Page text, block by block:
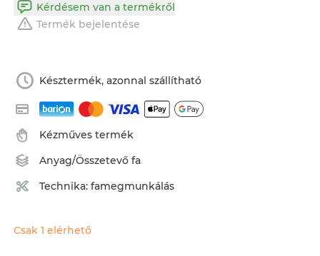
Kérdésem van a termékről
Termék bejelentése
Késztermék, azonnal szállítható
Kézműves termék
Anyag/Összetevőfa
Technika:famegmunkálás
Csak 1 elérhető